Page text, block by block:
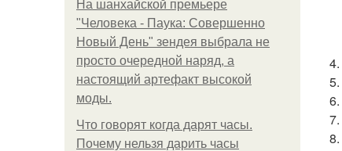
На шанхайской премьере
"Человека - Паука: Совершенно
Новый День" зендея выбрала не
просто очередной наряд, а
настоящий артефакт высокой
моды.
Что говорят когда дарят часы.
Почему нельзя дарить часы